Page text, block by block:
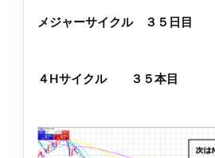
メジャーサイクル ３５日目
４Hサイクル ３５本目